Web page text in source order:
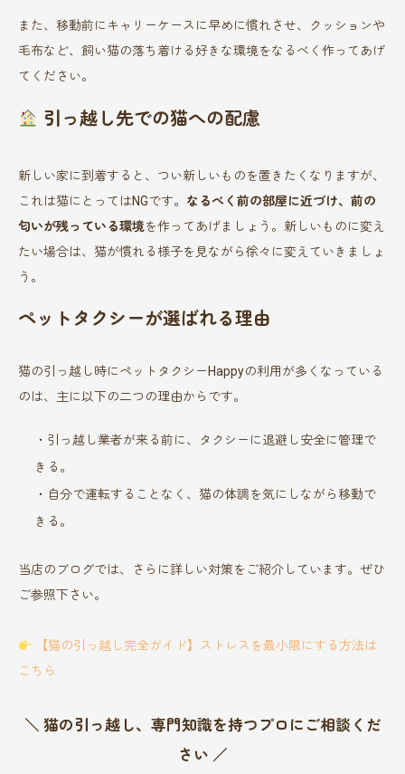
また、移動前にキャリーケースに早めに慣れさせ、クッションや
毛布など、飼い猫の落ち着ける好きな環境をなるべく作ってあげ
てください。
引っ越し先での猫への配慮
新しい家に到着すると、つい新しいものを置きたくなりますが、
これは猫にとってはNGです。 なるべく前の部屋に近づけ、前の
匂いが残っている環境を作ってあげましょう。新しいものに変え
たい場合は、猫が慣れる様子を見ながら徐々に変えていきましょ
う。
ペットタクシーが選ばれる理由
猫の引っ越し時にペットタクシーHappyの利用が多くなっている
のは、主に以下の二つの理由からです。
・引っ越し業者が来る前に、タクシーに退避し安全に管理で
きる。
・自分で運転することなく、猫の体調を気にしながら移動で
きる。
当店のブログでは、さらに詳しい対策をご紹介しています。ぜひ
ご参照下さい。
【猫の引っ越し完全ガイド】ストレスを最小限にする方法は
こちら
＼ 猫の引っ越し、専門知識を持つプロにご相談くだ
さい ／